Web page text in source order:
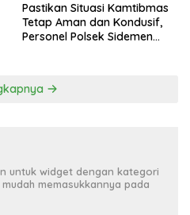
Pastikan Situasi Kamtibmas
Tetap Aman dan Kondusif,
Personel Polsek Sidemen
untuk widget dengan kategori
memasukkannya pada